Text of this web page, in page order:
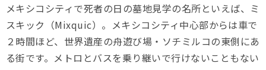
メキシコシティで死者の日の墓地見学の名所といえば、ミ
スキック（Mixquic）。メキシコシティ中心部からは車で
２時間ほど、世界遺産の舟遊び場・ソチミルコの東側にあ
る街です。メトロとバスを乗り継いで行けないこともない